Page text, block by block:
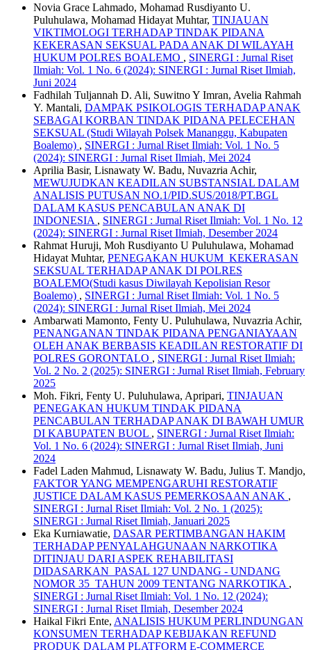
Novia Grace Lahmado, Mohamad Rusdiyanto U.
Puluhulawa, Mohamad Hidayat Muhtar, TINJAUAN
VIKTIMOLOGI TERHADAP TINDAK PIDANA
KEKERASAN SEKSUAL PADA ANAK DI WILAYAH
HUKUM POLRES BOALEMO , SINERGI : Jurnal Riset
Ilmiah: Vol. 1 No. 6 (2024): SINERGI : Jurnal Riset Ilmiah,
Juni 2024
Fadhilah Tuljannah D. Ali, Suwitno Y Imran, Avelia Rahmah
Y. Mantali, DAMPAK PSIKOLOGIS TERHADAP ANAK
SEBAGAI KORBAN TINDAK PIDANA PELECEHAN
SEKSUAL (Studi Wilayah Polsek Mananggu, Kabupaten
Boalemo) , SINERGI : Jurnal Riset Ilmiah: Vol. 1 No. 5
(2024): SINERGI : Jurnal Riset Ilmiah, Mei 2024
Aprilia Basir, Lisnawaty W. Badu, Nuvazria Achir,
MEWUJUDKAN KEADILAN SUBSTANSIAL DALAM
ANALISIS PUTUSAN NO.1/PID.SUS/2018/PT.BGL
DALAM KASUS PENCABULAN ANAK DI
INDONESIA , SINERGI : Jurnal Riset Ilmiah: Vol. 1 No. 12
(2024): SINERGI : Jurnal Riset Ilmiah, Desember 2024
Rahmat Huruji, Moh Rusdiyanto U Puluhulawa, Mohamad
Hidayat Muhtar, PENEGAKAN HUKUM KEKERASAN
SEKSUAL TERHADAP ANAK DI POLRES
BOALEMO(Studi kasus Diwilayah Kepolisian Resor
Boalemo) , SINERGI : Jurnal Riset Ilmiah: Vol. 1 No. 5
(2024): SINERGI : Jurnal Riset Ilmiah, Mei 2024
Ambarwati Mamonto, Fenty U. Puluhulawa, Nuvazria Achir,
PENANGANAN TINDAK PIDANA PENGANIAYAAN
OLEH ANAK BERBASIS KEADILAN RESTORATIF DI
POLRES GORONTALO , SINERGI : Jurnal Riset Ilmiah:
Vol. 2 No. 2 (2025): SINERGI : Jurnal Riset Ilmiah, February
2025
Moh. Fikri, Fenty U. Puluhulawa, Apripari, TINJAUAN
PENEGAKAN HUKUM TINDAK PIDANA
PENCABULAN TERHADAP ANAK DI BAWAH UMUR
DI KABUPATEN BUOL , SINERGI : Jurnal Riset Ilmiah:
Vol. 1 No. 6 (2024): SINERGI : Jurnal Riset Ilmiah, Juni
2024
Fadel Laden Mahmud, Lisnawaty W. Badu, Julius T. Mandjo,
FAKTOR YANG MEMPENGARUHI RESTORATIF
JUSTICE DALAM KASUS PEMERKOSAAN ANAK ,
SINERGI : Jurnal Riset Ilmiah: Vol. 2 No. 1 (2025):
SINERGI : Jurnal Riset Ilmiah, Januari 2025
Eka Kurniawatie, DASAR PERTIMBANGAN HAKIM
TERHADAP PENYALAHGUNAAN NARKOTIKA
DITINJAU DARI ASPEK REHABILITASI
DIDASARKAN PASAL 127 UNDANG - UNDANG
NOMOR 35 TAHUN 2009 TENTANG NARKOTIKA ,
SINERGI : Jurnal Riset Ilmiah: Vol. 1 No. 12 (2024):
SINERGI : Jurnal Riset Ilmiah, Desember 2024
Haikal Fikri Ente, ANALISIS HUKUM PERLINDUNGAN
KONSUMEN TERHADAP KEBIJAKAN REFUND
PRODUK DALAM PLATFORM E-COMMERCE